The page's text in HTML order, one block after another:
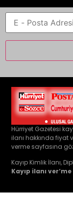
Hürriyet Gazetesi
ilanı hakkında fiyat
vermesayfasına
Kayıp Kimlik İlanı,
Kayıp ilanı ver‘me